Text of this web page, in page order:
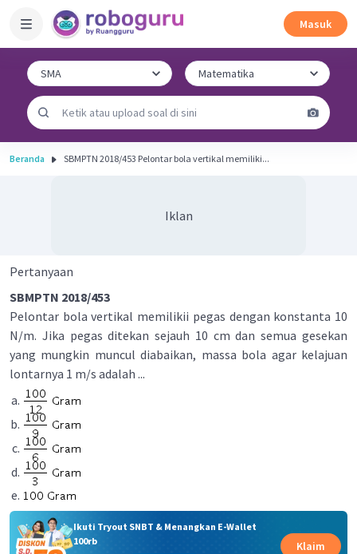
Masuk
Beranda SBMPTN 2018/453 Pelontar bola vertikal memiliki...
Iklan
Pertanyaan
SBMPTN 2018/453
Pelontar bola vertikal memilikii pegas dengan konstanta 10
N/m. Jika pegas ditekan sejauh 10 cm dan semua gesekan
yang mungkin muncul diabaikan, massa bola agar kelajuan
lontarnya 1 m/s adalah ...
Ikuti Tryout SNBT & Menangkan E-Wallet
100rb
Klaim